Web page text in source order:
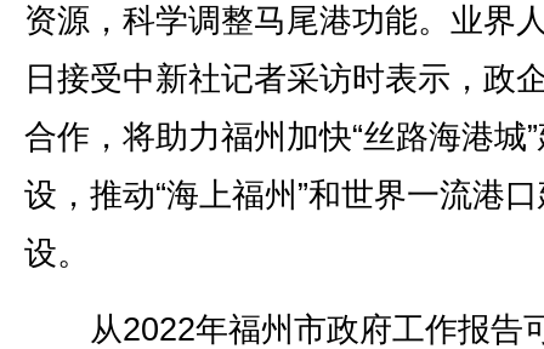
资源，科学调整马尾港功能。业界
日接受中新社记者采访时表示，政
合作，将助力福州加快“丝路海港城
设，推动“海上福州”和世界一流港
设。
从2022年福州市政府工作报告